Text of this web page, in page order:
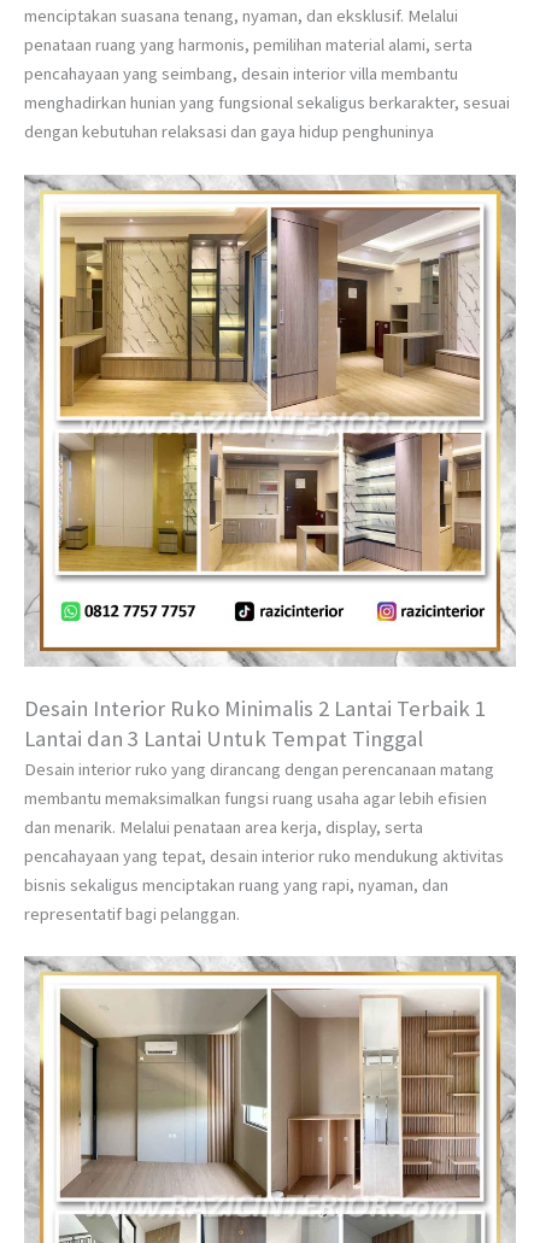
menciptakan suasana tenang, nyaman, dan eksklusif. Melalui
penataan ruang yang harmonis, pemilihan material alami, serta
pencahayaan yang seimbang, desain interior villa membantu
menghadirkan hunian yang fungsional sekaligus berkarakter, sesuai
dengan kebutuhan relaksasi dan gaya hidup penghuninya
Desain Interior Ruko Minimalis 2 Lantai Terbaik 1
Lantai dan 3 Lantai Untuk Tempat Tinggal
Desain interior ruko yang dirancang dengan perencanaan matang
membantu memaksimalkan fungsi ruang usaha agar lebih efisien
dan menarik. Melalui penataan area kerja, display, serta
pencahayaan yang tepat, desain interior ruko mendukung aktivitas
bisnis sekaligus menciptakan ruang yang rapi, nyaman, dan
representatif bagi pelanggan.